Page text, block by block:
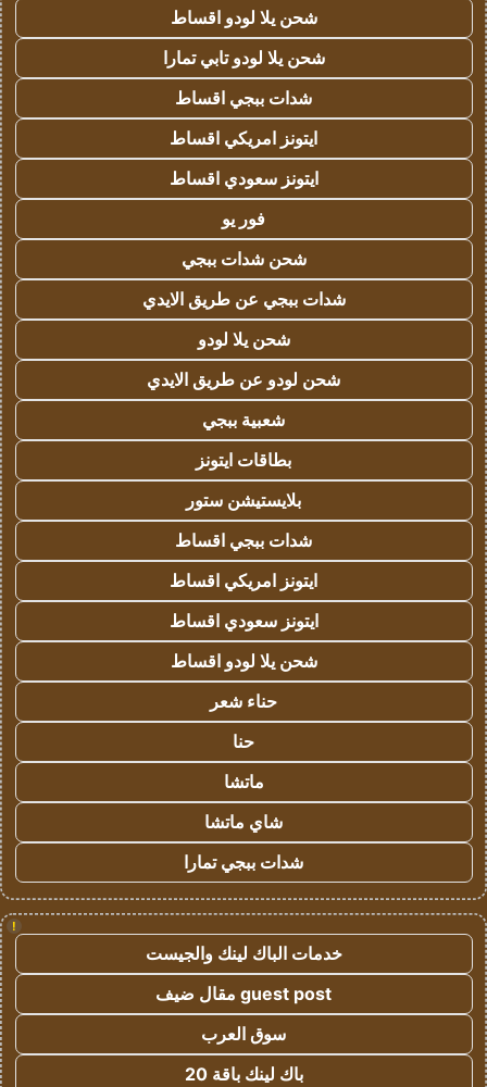
شحن يلا لودو اقساط
شحن يلا لودو تابي تمارا
شدات ببجي اقساط
ايتونز امريكي اقساط
ايتونز سعودي اقساط
فور يو
شحن شدات ببجي
شدات ببجي عن طريق الايدي
شحن يلا لودو
شحن لودو عن طريق الايدي
شعبية ببجي
بطاقات ايتونز
بلايستيشن ستور
شدات ببجي اقساط
ايتونز امريكي اقساط
ايتونز سعودي اقساط
شحن يلا لودو اقساط
حناء شعر
حنا
ماتشا
شاي ماتشا
شدات ببجي تمارا
!
خدمات الباك لينك والجيست
guest post مقال ضيف
سوق العرب
باك لينك باقة 20